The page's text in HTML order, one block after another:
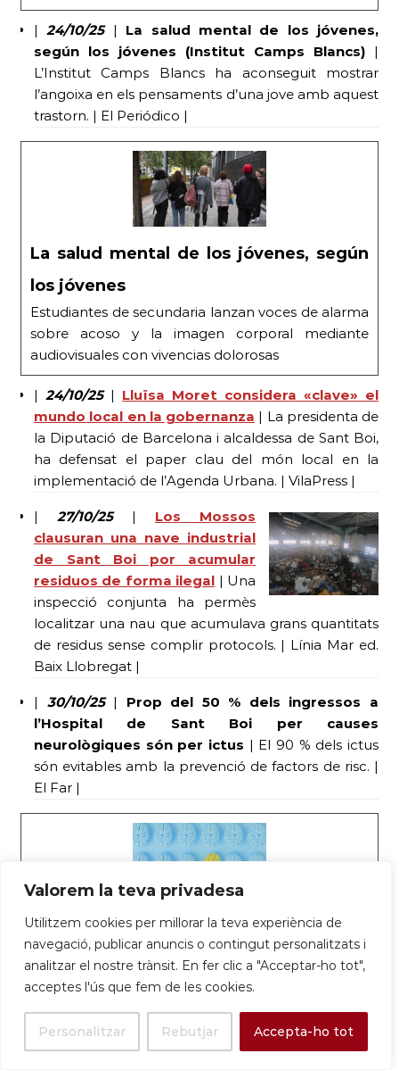
Valorem la teva privadesa
Utilitzem cookies per millorar la teva experiència de
navegació, publicar anuncis o contingut personalitzats i
analitzar el nostre trànsit. En fer clic a "Acceptar-ho tot",
acceptes l'ús que fem de les cookies.
Personalitzar Rebutjar Accepta-ho tot
|24/10/25| La salud mental de los jóvenes,
según los jóvenes (Institut Camps Blancs) |
L’Institut Camps Blancs ha aconseguit mostrar
l’angoixa en els pensaments d’una jove amb aquest
trastorn. | El Periódico |
La salud mental de los jóvenes, según
los jóvenes
Estudiantes de secundaria lanzan voces de alarma
sobre acoso y la imagen corporal mediante
audiovisuales con vivencias dolorosas
| 24/10/25| Lluïsa Moret considera «clave» el
mundo local en la gobernanza | La presidenta de
la Diputació de Barcelona i alcaldessa de Sant Boi,
ha defensat el paper clau del món local en la
implementació de l’Agenda Urbana. | VilaPress |
| 27/10/25| Los Mossos
clausuran una nave industrial
de Sant Boi por acumular
residuos de forma ilegal | Una
inspecció conjunta ha permès
localitzar una nau que acumulava grans quantitats
de residus sense complir protocols. | Línia Mar ed.
Baix Llobregat |
| 30/10/25| Prop del 50 % dels ingressos a
l’Hospital de Sant Boi per causes
neurològiques són per ictus | El 90 % dels ictus
són evitables amb la prevenció de factors de risc. |
El Far |
Prop del 50% dels ingressos a l’Hospital
SJD Sant Boi per causes neurològiques
són per ictus – Parc Sanitari Sant Joan
de Déu